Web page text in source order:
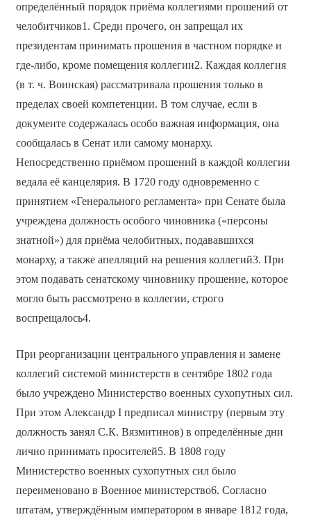
определённый порядок приёма коллегиями прошений от
челобитчиков1. Среди прочего, он запрещал их
президентам принимать прошения в частном порядке и
где-либо, кроме помещения коллегии2. Каждая коллегия
(в т. ч. Воинская) рассматривала прошения только в
пределах своей компетенции. В том случае, если в
документе содержалась особо важная информация, она
сообщалась в Сенат или самому монарху.
Непосредственно приёмом прошений в каждой коллегии
ведала её канцелярия. В 1720 году одновременно с
принятием «Генерального регламента» при Сенате была
учреждена должность особого чиновника («персоны
знатной») для приёма челобитных, подававшихся
монарху, а также апелляций на решения коллегий3. При
этом подавать сенатскому чиновнику прошение, которое
могло быть рассмотрено в коллегии, строго
воспрещалось4.
При реорганизации центрального управления и замене
коллегий системой министерств в сентябре 1802 года
было учреждено Министерство военных сухопутных сил.
При этом Александр I предписал министру (первым эту
должность занял С.К. Вязмитинов) в определённые дни
лично принимать просителей5. В 1808 году
Министерство военных сухопутных сил было
переименовано в Военное министерство6. Согласно
штатам, утверждённым императором в январе 1812 года,